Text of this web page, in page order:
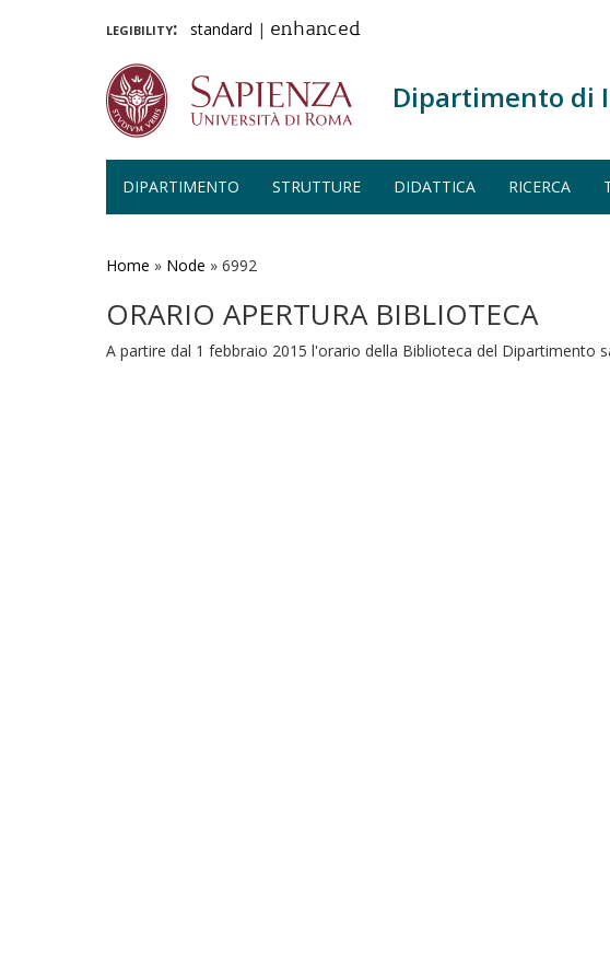
legibility: standard | enhanced
Dipartimento di
DIPARTIMENTO STRUTTURE DIDATTICA RICERCA
Home » Node » 6992
ORARIO APERTURA BIBLIOTECA
A partire dal 1 febbraio 2015 l'orario della Biblioteca del Dipartimento